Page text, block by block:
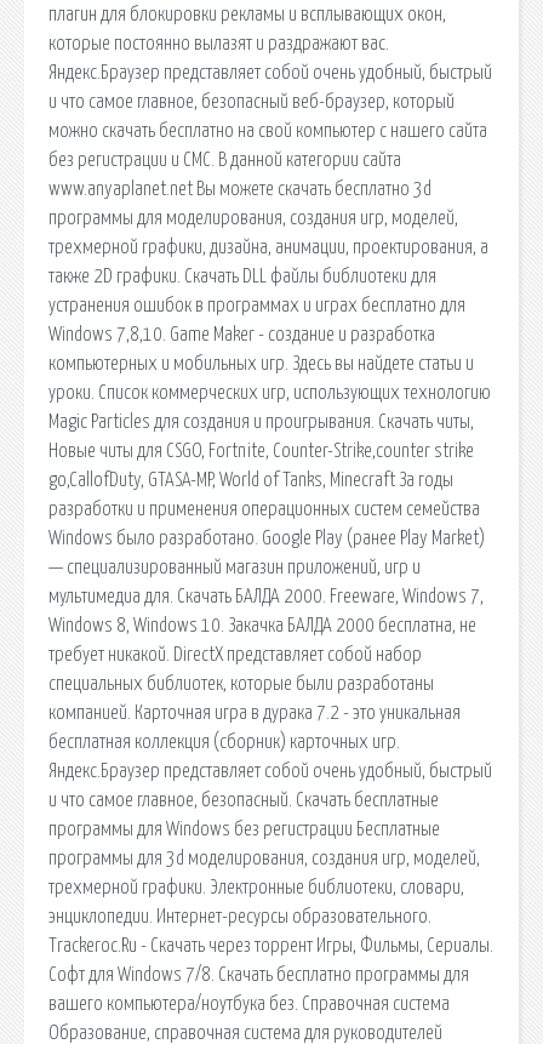
плагин для блокировки рекламы и всплывающих окон,
которые постоянно вылазят и раздражают вас.
Яндекс.Браузер представляет собой очень удобный, быстрый
и что самое главное, безопасный веб-браузер, который
можно скачать бесплатно на свой компьютер с нашего сайта
без регистрации и СМС. В данной категории сайта
www.anyaplanet.net Вы можете cкачать бесплатно 3d
программы для моделирования, создания игр, моделей,
трехмерной графики, дизайна, анимации, проектирования, а
также 2D графики. Скачать DLL файлы библиотеки для
устранения ошибок в программах и играх бесплатно для
Windows 7,8,10. Game Maker - создание и разработка
компьютерных и мобильных игр. Здесь вы найдете статьи и
уроки. Список коммерческих игр, использующих технологию
Magic Particles для создания и проигрывания. Скачать читы,
Новые читы для CSGO, Fortnite, Counter-Strike,counter strike
go,CallofDuty, GTASA-MP, World of Tanks, Minecraft За годы
разработки и применения операционных систем семейства
Windows было разработано. Google Play (ранее Play Market)
— специализированный магазин приложений, игр и
мультимедиа для. Скачать БАЛДА 2000. Freeware, Windows 7,
Windows 8, Windows 10. Закачка БАЛДА 2000 бесплатна, не
требует никакой. DirectX представляет собой набор
специальных библиотек, которые были разработаны
компанией. Карточная игра в дурака 7.2 - это уникальная
бесплатная коллекция (сборник) карточных игр.
Яндекс.Браузер представляет собой очень удобный, быстрый
и что самое главное, безопасный. Скачать бесплатные
программы для Windows без регистрации Бесплатные
программы для 3d моделирования, создания игр, моделей,
трехмерной графики. Электронные библиотеки, словари,
энциклопедии. Интернет-ресурсы образовательного.
Trackeroc.Ru - Скачать через торрент Игры, Фильмы, Сериалы.
Софт для Windows 7/8. Скачать бесплатно программы для
вашего компьютера/ноутбука без. Справочная система
Образование, справочная система для руководителей